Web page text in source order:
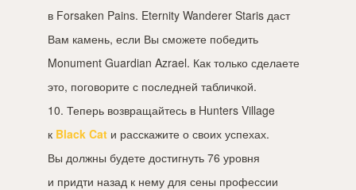
в Forsaken Pains. Eternity Wanderer Staris даст
Вам камень, если Вы сможете победить
Monument Guardian Azrael. Как только сделаете
это, поговорите с последней табличкой.
10. Теперь возвращайтесь в Hunters Village
к Black Cat и расскажите о своих успехах.
Вы должны будете достигнуть 76 уровня
и придти назад к нему для сены профессии